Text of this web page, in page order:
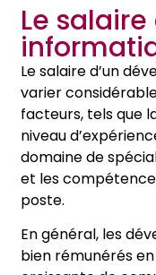
Le
Le salaire d’un
varier
facteurs, tels que
niveau
domaine de
et les
poste.
En général, les
bien rémunérés